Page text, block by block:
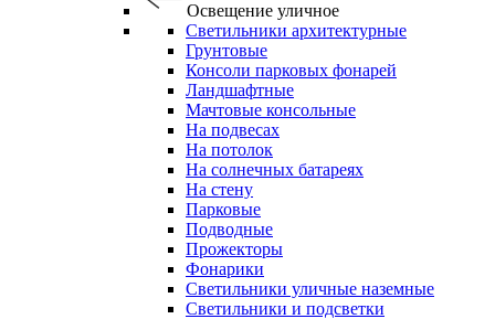
Освещение уличное
Светильники архитектурные
Грунтовые
Консоли парковых фонарей
Ландшафтные
Мачтовые консольные
На подвесах
На потолок
На солнечных батареях
На стену
Парковые
Подводные
Прожекторы
Фонарики
Светильники уличные наземные
Светильники и подсветки